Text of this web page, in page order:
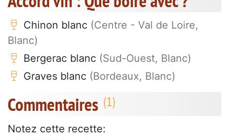
Chinon blanc (Centre - Val de Loire,
Blanc)
Bergerac blanc (Sud-Ouest, Blanc)
Graves blanc (Bordeaux, Blanc)
Commentaires
Notez cette recette: